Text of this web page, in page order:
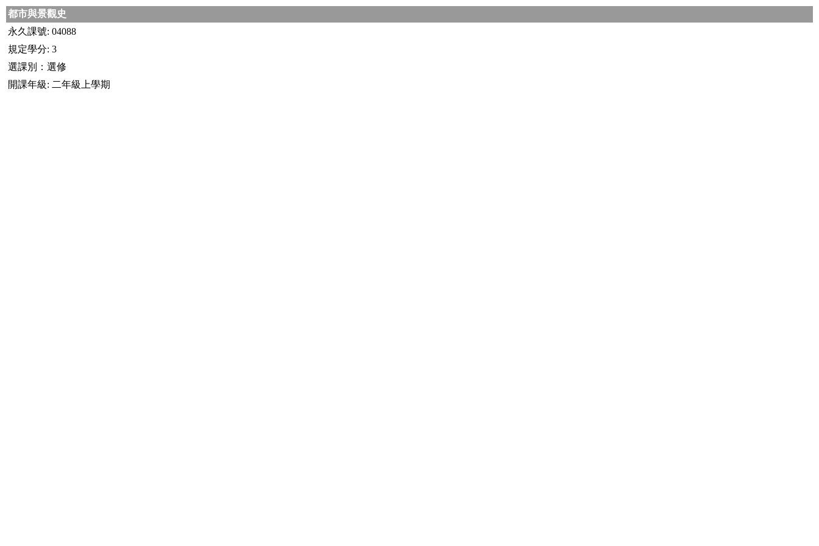
都市與景觀史
永久課號: 04088
規定學分: 3
選課別：選修
開課年級: 二年級上學期